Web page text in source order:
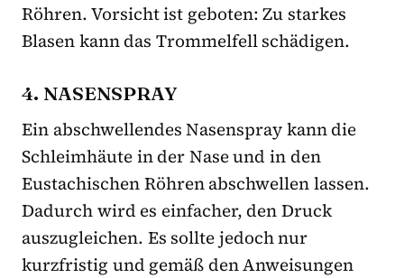
Röhren. Vorsicht ist geboten: Zu starkes
Blasen kann das Trommelfell schädigen.
4. NASENSPRAY
Ein abschwellendes Nasenspray kann die
Schleimhäute in der Nase und in den
Eustachischen Röhren abschwellen lassen.
Dadurch wird es einfacher, den Druck
auszugleichen. Es sollte jedoch nur
kurzfristig und gemäß den Anweisungen